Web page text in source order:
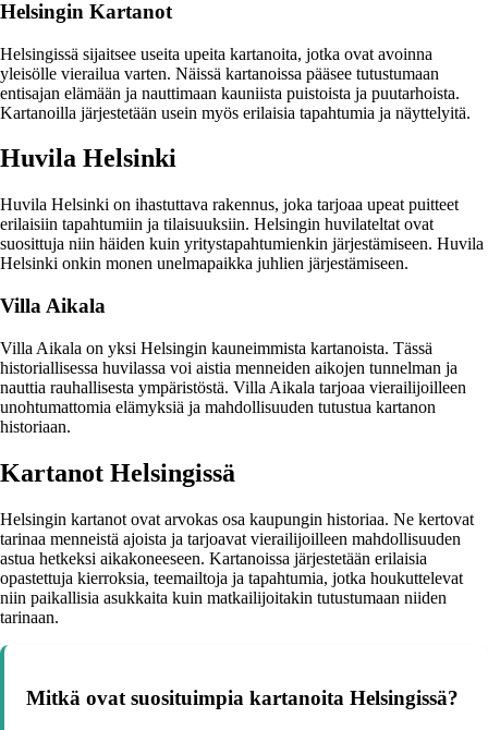
Helsingin Kartanot
Helsingissä sijaitsee useita upeita kartanoita, jotka ovat avoinna
yleisölle vierailua varten. Näissä kartanoissa pääsee tutustumaan
entisajan elämään ja nauttimaan kauniista puistoista ja puutarhoista.
Kartanoilla järjestetään usein myös erilaisia tapahtumia ja näyttelyitä.
Huvila Helsinki
Huvila Helsinki on ihastuttava rakennus, joka tarjoaa upeat puitteet
erilaisiin tapahtumiin ja tilaisuuksiin. Helsingin huvilateltat ovat
suosittuja niin häiden kuin yritystapahtumienkin järjestämiseen. Huvila
Helsinki onkin monen unelmapaikka juhlien järjestämiseen.
Villa Aikala
Villa Aikala on yksi Helsingin kauneimmista kartanoista. Tässä
historiallisessa huvilassa voi aistia menneiden aikojen tunnelman ja
nauttia rauhallisesta ympäristöstä. Villa Aikala tarjoaa vierailijoilleen
unohtumattomia elämyksiä ja mahdollisuuden tutustua kartanon
historiaan.
Kartanot Helsingissä
Helsingin kartanot ovat arvokas osa kaupungin historiaa. Ne kertovat
tarinaa menneistä ajoista ja tarjoavat vierailijoilleen mahdollisuuden
astua hetkeksi aikakoneeseen. Kartanoissa järjestetään erilaisia
opastettuja kierroksia, teemailtoja ja tapahtumia, jotka houkuttelevat
niin paikallisia asukkaita kuin matkailijoitakin tutustumaan niiden
tarinaan.
Mitkä ovat suosituimpia kartanoita Helsingissä?